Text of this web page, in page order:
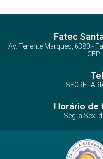
Fatec
Av. Tenente Marques, 6380 -
-
Horário de
Seg. a Sex.